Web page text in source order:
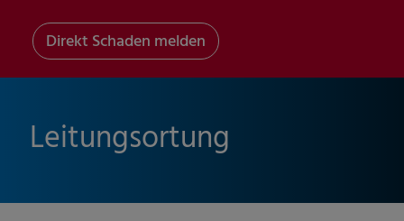
Leitungsortung
Direkt Schaden melden